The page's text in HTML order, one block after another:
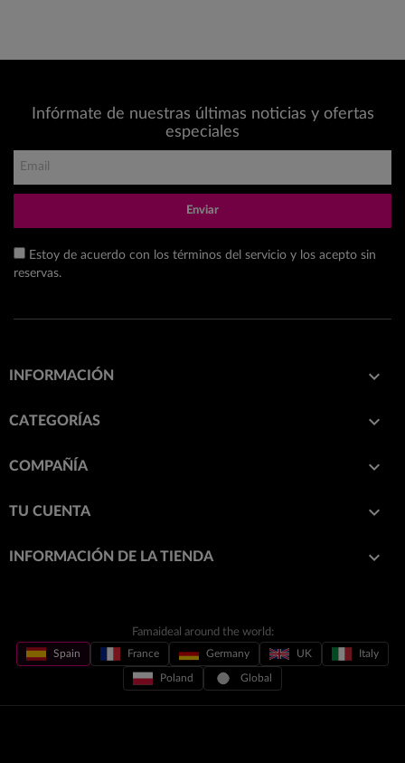
Infórmate de nuestras últimas noticias y ofertas
especiales
Enviar
Estoy de acuerdo con los términos del servicio y los acepto sin
reservas.
INFORMACIÓN 
CATEGORÍAS 
COMPAÑÍA 
TU CUENTA 
INFORMACIÓN DE LA TIENDA keyboard_arrow_down
Famaideal around the world:
Spain France Germany UK Italy
Poland Global